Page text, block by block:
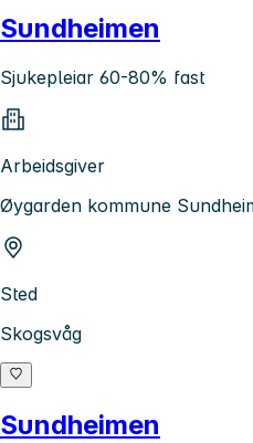
Sundheimen
Sjukepleiar 60-80% fast
Arbeidsgiver
Øygarden kommune
Sted
Skogsvåg
Sundheimen